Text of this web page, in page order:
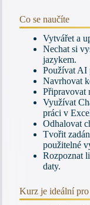
Co se naučíte
Vytvářet a
Nechat si
jazykem.
Používat AI
Navrhovat
Připravovat
Využívat
práci v
Odhalovat
Tvořit
použitelné
Rozpoznat
daty.
Kurz je ideální pro